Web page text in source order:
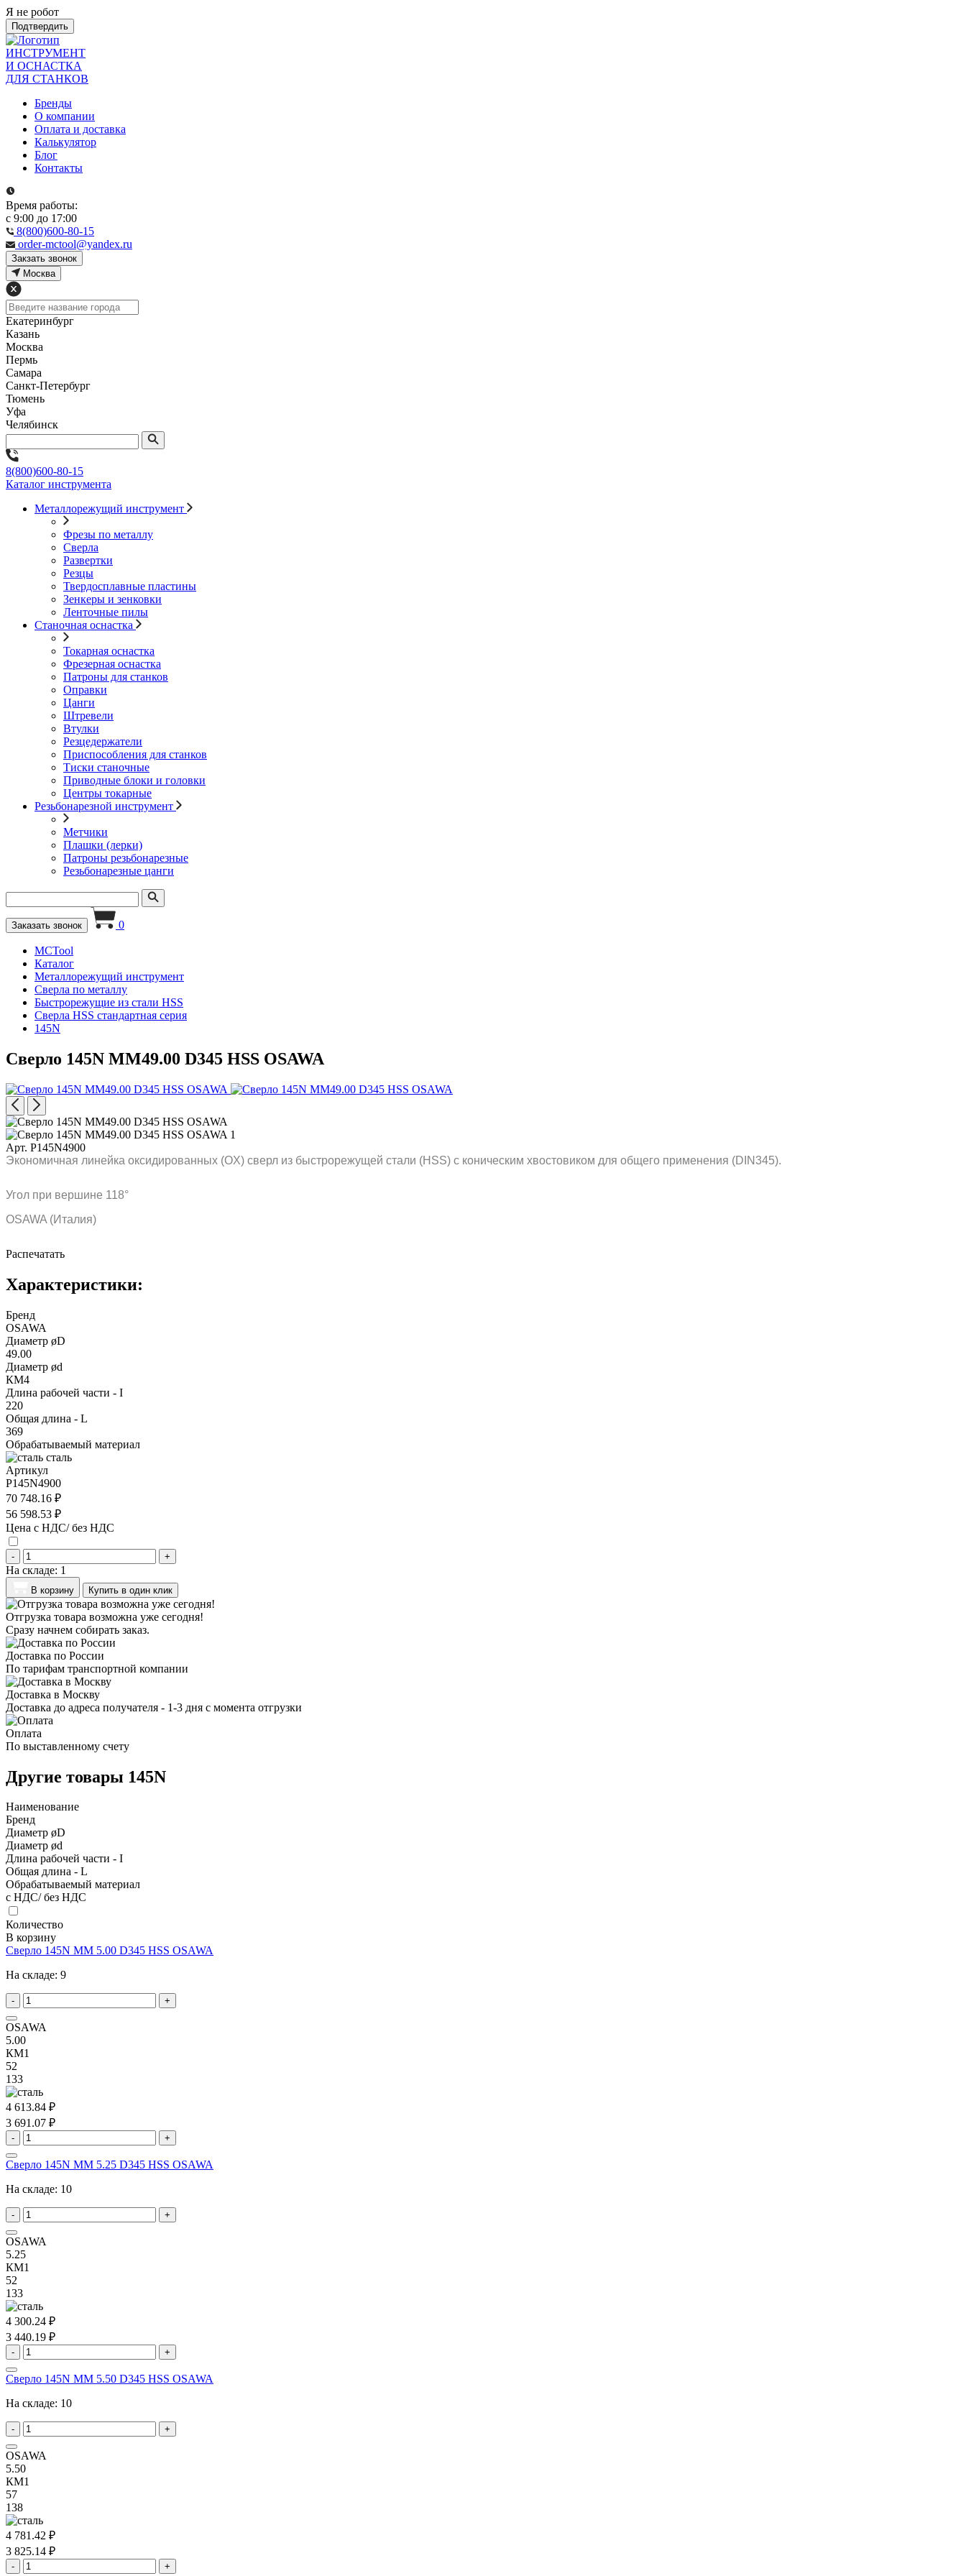
Я не робот
Подтвердить
ИНСТРУМЕНТ
И ОСНАСТКА
ДЛЯ СТАНКОВ
Бренды
О компании
Оплата и доставка
Калькулятор
Блог
Контакты
Время работы:
с 9:00 до 17:00
8(800)600-80-15
order-mctool@yandex.ru
Закзать звонок
Москва
Екатеринбург
Казань
Москва
Пермь
Самара
Санкт-Петербург
Тюмень
Уфа
Челябинск
8(800)600-80-15
Каталог инструмента
Металлорежущий инструмент
Фрезы по металлу
Сверла
Развертки
Резцы
Твердосплавные пластины
Зенкеры и зенковки
Ленточные пилы
Станочная оснастка
Токарная оснастка
Фрезерная оснастка
Патроны для станков
Оправки
Цанги
Штревели
Втулки
Резцедержатели
Приспособления для станков
Тиски станочные
Приводные блоки и головки
Центры токарные
Резьбонарезной инструмент
Метчики
Плашки (лерки)
Патроны резьбонарезные
Резьбонарезные цанги
Заказать звонок 0
MCTool
Каталог
Металлорежущий инструмент
Сверла по металлу
Быстрорежущие из стали HSS
Сверла HSS стандартная серия
145N
Сверло 145N MM49.00 D345 HSS OSAWA
Арт. P145N4900
Экономичная линейка оксидированных (OX) сверл из быстрорежущей стали (HSS) с коническим хвостовиком для общего применения (DIN345).
Угол при вершине 118°
OSAWA (Италия)
Распечатать
Характеристики:
Бренд
OSAWA
Диаметр øD
49.00
Диаметр ød
КМ4
Длина рабочей части - I
220
Общая длина - L
369
Обрабатываемый материал
сталь
Артикул
P145N4900
70 748.16 ₽
56 598.53 ₽
Цена с НДС/ без НДС
- +
На складе: 1
В корзину Купить в один клик
Отгрузка товара возможна уже сегодня!
Сразу начнем собирать заказ.
Доставка по России
По тарифам транспортной компании
Доставка в Москву
Доставка до адреса получателя - 1-3 дня с момента отгрузки
Оплата
По выставленному счету
Другие товары 145N
Наименование
Бренд
Диаметр øD
Диаметр ød
Длина рабочей части - I
Общая длина - L
Обрабатываемый материал
с НДС/ без НДС
Количество
В корзину
Сверло 145N MM 5.00 D345 HSS OSAWA
На складе: 9
- +
OSAWA
5.00
КМ1
52
133
4 613.84 ₽
3 691.07 ₽
- +
Сверло 145N MM 5.25 D345 HSS OSAWA
На складе: 10
- +
OSAWA
5.25
КМ1
52
133
4 300.24 ₽
3 440.19 ₽
- +
Сверло 145N MM 5.50 D345 HSS OSAWA
На складе: 10
- +
OSAWA
5.50
КМ1
57
138
4 781.42 ₽
3 825.14 ₽
- +